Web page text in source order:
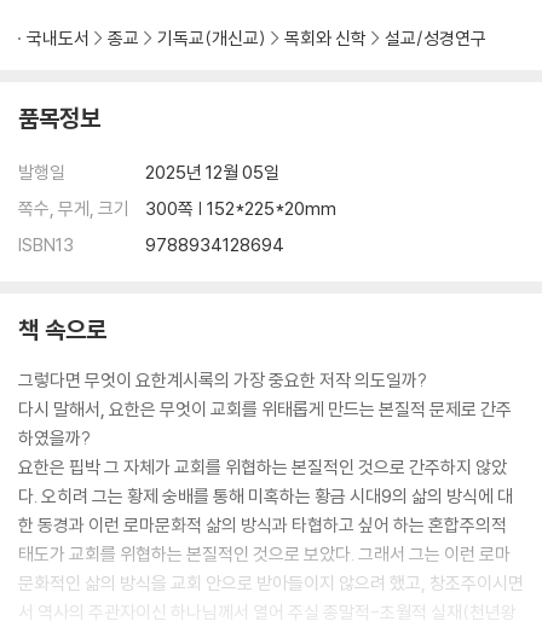
2. 요한계시록의 구성 94
제2부 요한계시록 본문 주석 98
제1장 1:1-20 서론 99
2. [1:4-8] 편지의 도입 150
3. [1:9-20] 예언자들처럼 사명을 받는 요한 196
교회 223
2. [2:1-7] 에베소 교회에 보내는 편지: 첫 사랑을 잃어버린 교회 233
3. [2:8-11] 서머나 교회에 보내는 편지: 십 일 동안 환난을 받는 교회 250
4. [2:12-17] 버가모 교회에 보내는 편지: 충성된 증인 안디바의 교회 26
3
5. [2:18-29] 두아디라 교회에 보내는 편지: 회개할 기회를 잃어버린 자
들이 있는 교회 275
6. [3:1-6] 사데 교회에 보내는 편지: 어떻게 들었는지 생각해야 하는 교
회 291
국내도서 종교 기독교(개신교) 목회와 신학 설교/성경연구
품목정보
발행일
2025년 12월 05일
쪽수, 무게, 크기
300쪽 | 152*225*20mm
ISBN13
9788934128694
책 속으로
그렇다면 무엇이 요한계시록의 가장 중요한 저작 의도일까?
다시 말해서, 요한은 무엇이 교회를 위태롭게 만드는 본질적 문제로 간주
하였을까?
요한은 핍박 그 자체가 교회를 위협하는 본질적인 것으로 간주하지 않았
다. 오히려 그는 황제 숭배를 통해 미혹하는 황금 시대9의 삶의 방식에 대
한 동경과 이런 로마문화적 삶의 방식과 타협하고 싶어 하는 혼합주의적
태도가 교회를 위협하는 본질적인 것으로 보았다. 그래서 그는 이런 로마
문화적인 삶의 방식을 교회 안으로 받아들이지 않으려 했고, 창조주이시면
서 역사의 주관자이신 하나님께서 열어 주실 종말적-초월적 실재(천년왕